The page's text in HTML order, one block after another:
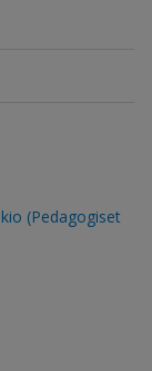
(Pedagogiset